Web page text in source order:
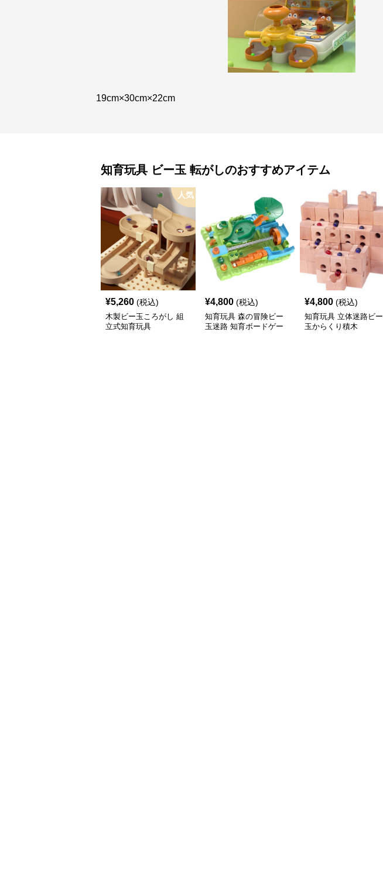
19cm×30cm×22cm
知育玩具 ビー玉 転がしのおすすめアイテム
人気
¥5,260 (税込)
木製ビー玉ころがし 組
立式知育玩具
¥4,800 (税込)
知育玩具 森の冒険ビー
玉迷路 知育ボードゲー
¥4,800 (税込)
知育玩具 立体迷路ビー
玉からくり積木